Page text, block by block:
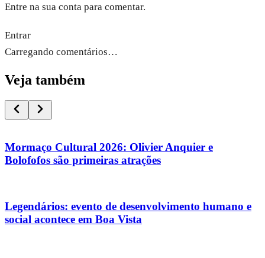
Entre na sua conta para comentar.
Entrar
Carregando comentários…
Veja também
Mormaço Cultural 2026: Olivier Anquier e
Bolofofos são primeiras atrações
Legendários: evento de desenvolvimento humano e
social acontece em Boa Vista